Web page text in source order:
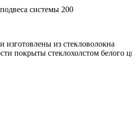
системы 200
изготовлены из стекловолокна
покрыты стеклохолстом белого